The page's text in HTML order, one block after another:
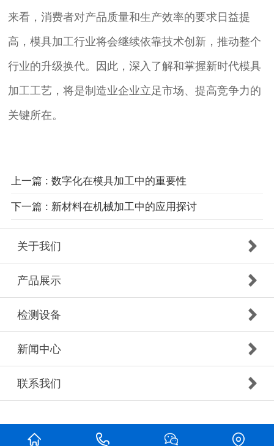
来看，消费者对产品质量和生产效率的要求日益提
高，模具加工行业将会继续依靠技术创新，推动整个
行业的升级换代。因此，深入了解和掌握新时代模具
加工工艺，将是制造业企业立足市场、提高竞争力的
关键所在。
上一篇 : 数字化在模具加工中的重要性
下一篇 : 新材料在机械加工中的应用探讨
关于我们
产品展示
检测设备
新闻中心
联系我们